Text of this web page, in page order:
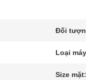
Đối
Loại
Size mặt: